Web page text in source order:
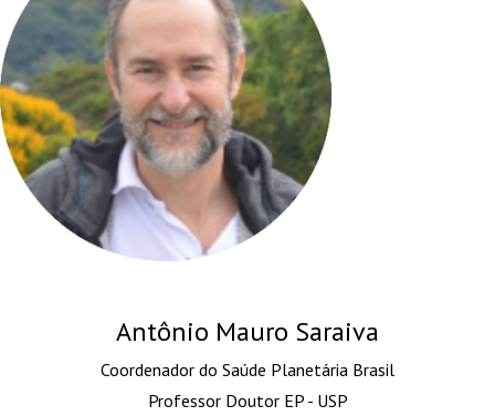
Antônio Mauro Saraiva
Coordenador do Saúde Planetária Brasil
Professor Doutor EP - USP